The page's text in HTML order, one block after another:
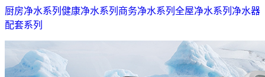
厨房净水系列 健康净水系列 商务净水系列 全屋净水系列 净水器
配套系列